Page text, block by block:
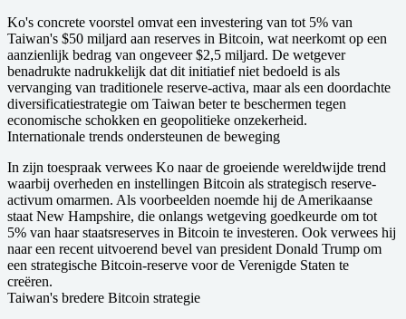
Ko's concrete voorstel omvat een investering van tot 5% van
Taiwan's $50 miljard aan reserves in Bitcoin, wat neerkomt op een
aanzienlijk bedrag van ongeveer $2,5 miljard. De wetgever
benadrukte nadrukkelijk dat dit initiatief niet bedoeld is als
vervanging van traditionele reserve-activa, maar als een doordachte
diversificatiestrategie om Taiwan beter te beschermen tegen
economische schokken en geopolitieke onzekerheid.
Internationale trends ondersteunen de beweging
In zijn toespraak verwees Ko naar de groeiende wereldwijde trend
waarbij overheden en instellingen Bitcoin als strategisch reserve-
activum omarmen. Als voorbeelden noemde hij de Amerikaanse
staat New Hampshire, die onlangs wetgeving goedkeurde om tot
5% van haar staatsreserves in Bitcoin te investeren. Ook verwees hij
naar een recent uitvoerend bevel van president Donald Trump om
een strategische Bitcoin-reserve voor de Verenigde Staten te
creëren.
Taiwan's bredere Bitcoin strategie